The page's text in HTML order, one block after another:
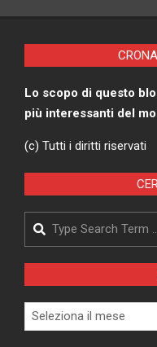
Lo scopo di questo
più interessanti del
(c) Tutti i diritti riservati
Search
Archivi